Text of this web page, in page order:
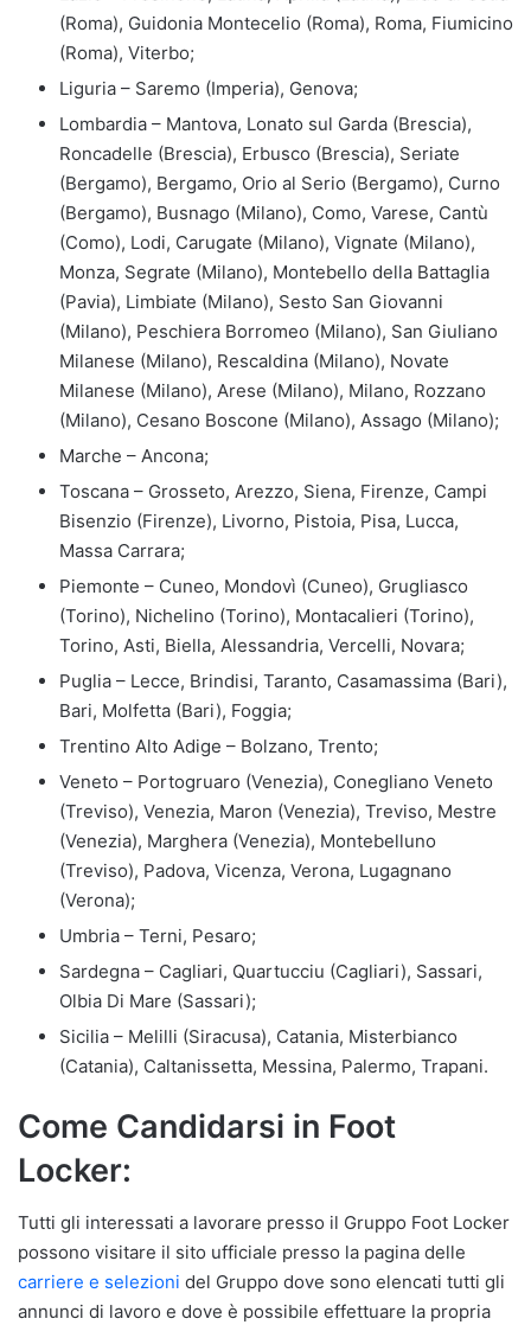
(Roma), Guidonia Montecelio (Roma), Roma, Fiumicino
(Roma), Viterbo;
Liguria – Saremo (Imperia), Genova;
Lombardia – Mantova, Lonato sul Garda (Brescia),
Roncadelle (Brescia), Erbusco (Brescia), Seriate
(Bergamo), Bergamo, Orio al Serio (Bergamo), Curno
(Bergamo), Busnago (Milano), Como, Varese, Cantù
(Como), Lodi, Carugate (Milano), Vignate (Milano),
Monza, Segrate (Milano), Montebello della Battaglia
(Pavia), Limbiate (Milano), Sesto San Giovanni
(Milano), Peschiera Borromeo (Milano), San Giuliano
Milanese (Milano), Rescaldina (Milano), Novate
Milanese (Milano), Arese (Milano), Milano, Rozzano
(Milano), Cesano Boscone (Milano), Assago (Milano);
Marche – Ancona;
Toscana – Grosseto, Arezzo, Siena, Firenze, Campi
Bisenzio (Firenze), Livorno, Pistoia, Pisa, Lucca,
Massa Carrara;
Piemonte – Cuneo, Mondovì (Cuneo), Grugliasco
(Torino), Nichelino (Torino), Montacalieri (Torino),
Torino, Asti, Biella, Alessandria, Vercelli, Novara;
Puglia – Lecce, Brindisi, Taranto, Casamassima (Bari),
Bari, Molfetta (Bari), Foggia;
Trentino Alto Adige – Bolzano, Trento;
Veneto – Portogruaro (Venezia), Conegliano Veneto
(Treviso), Venezia, Maron (Venezia), Treviso, Mestre
(Venezia), Marghera (Venezia), Montebelluno
(Treviso), Padova, Vicenza, Verona, Lugagnano
(Verona);
Umbria – Terni, Pesaro;
Sardegna – Cagliari, Quartucciu (Cagliari), Sassari,
Olbia Di Mare (Sassari);
Sicilia – Melilli (Siracusa), Catania, Misterbianco
(Catania), Caltanissetta, Messina, Palermo, Trapani.
Come Candidarsi in Foot
Locker:
Tutti gli interessati a lavorare presso il Gruppo Foot Locker
possono visitare il sito ufficiale presso la pagina delle
carriere e selezioni del Gruppo dove sono elencati tutti gli
annunci di lavoro e dove è possibile effettuare la propria